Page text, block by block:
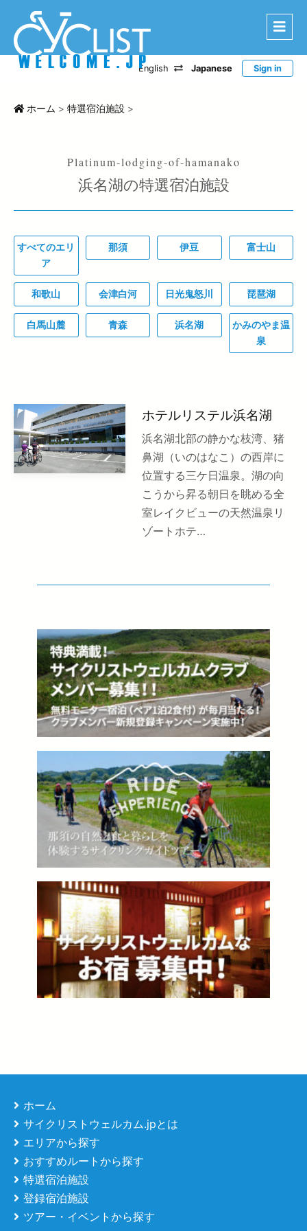
登録宿泊施設
宿泊レポート
ツアー・イベントから探す
CWC
お問い合わせ
English Japanese Sign in
ホーム > 特選宿泊施設 >
浜名湖の特選宿泊施設
すべてのエリ
ア
那須 伊豆 富士山
和歌山 会津白河 日光鬼怒川 琵琶湖
白馬山麓 青森 浜名湖
かみのやま温
泉
ホテルリステル浜名湖
浜名湖北部の静かな枝湾、猪
鼻湖（いのはなこ）の西岸に
位置する三ケ日温泉。湖の向
こうから昇る朝日を眺める全
室レイクビューの天然温泉リ
ゾートホテ…
ホーム
サイクリストウェルカム.jpとは
エリアから探す
おすすめルートから探す
特選宿泊施設
登録宿泊施設
ツアー・イベントから探す